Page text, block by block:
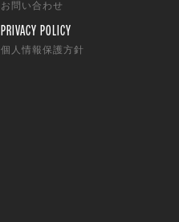
お問い合わせ
PRIVACY POLICY
個人情報保護方針